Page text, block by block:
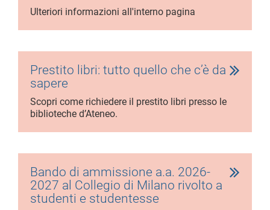
Ulteriori informazioni all'interno pagina
Prestito libri: tutto quello che c’è da
sapere
Scopri come richiedere il prestito libri presso le
biblioteche d’Ateneo.
Bando di ammissione a.a. 2026-
2027 al Collegio di Milano rivolto a
studenti e studentesse